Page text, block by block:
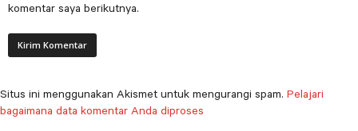
komentar saya berikutnya.
Situs ini menggunakan Akismet untuk mengurangi spam. Pelajari
bagaimana data komentar Anda diproses